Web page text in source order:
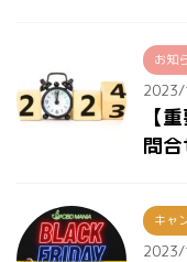
お知
【
問
キャ